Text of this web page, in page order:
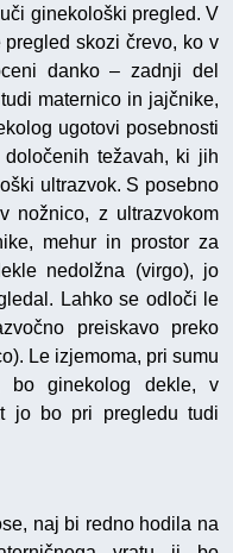
ginekološki pregled. V
skozi črevo, ko v
danko – zadnji del
maternico in jajčnike,
ugotovi posebnosti
težavah, ki jih
ultrazvok. S posebno
nožnico, z ultrazvokom
mehur in prostor za
nedolžna (virgo), jo
Lahko se odloči le
preiskavo preko
Le izjemoma, pri sumu
bo ginekolog dekle, v
jo bo pri pregledu tudi
naj bi redno hodila na